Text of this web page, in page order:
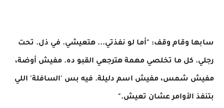
سابها وقام وقف: "أما لو نفذتي... هتعيشي. في ذل. تحت
رجلي. كل ما تخلصي مهمة هترجعي القبو ده. مفيش أوضة،
مفيش شمس، مفيش اسم دليلة. فيه بس 'السافلة' اللي
بتنفذ الأوامر عشان تعيش."